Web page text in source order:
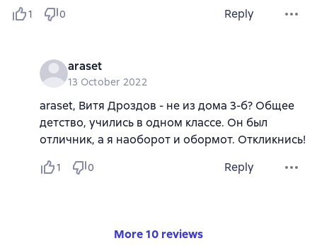
1 0 Reply
araset
13 October 2022
araset, Витя Дроздов - не из дома 3-б? Общее
детство, учились в одном классе. Он был
отличник, а я наоборот и обормот. Откликнись!
1 0 Reply
More 10 reviews